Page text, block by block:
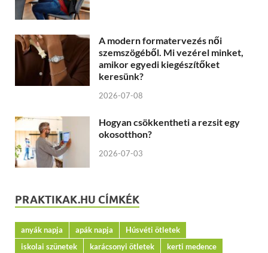
A modern formatervezés női
szemszögéből. Mi vezérel minket,
amikor egyedi kiegészítőket
keresünk?
2026-07-08
Hogyan csökkentheti a rezsit egy
okosotthon?
2026-07-03
PRAKTIKAK.HU CÍMKÉK
anyák napja apák napja
Húsvéti ötletek
iskolai szünetek
karácsonyi ötletek
kerti medence